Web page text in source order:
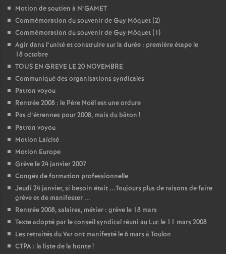
Motion de soutien à N’GAMET
Commémoration du souvenir de Guy Môquet (2)
Commémoration du souvenir de Guy Môquet (1)
Agir dans l’unité et construire sur la durée : première étape le
18 octobre
TOUS EN GREVE LE 20 NOVEMBRE
Communiqué des organisations syndicales
Patron voyou
Rentrée 2008 : le Père Noël est une ordure
Pas d’étrennes pour 2008, mais du bâton !
Patron voyou
Motion Laïcité
Motion Europe
Grève le 24 janvier 2007
Congés de formation professionnelle
Jeudi 24 janvier, si besoin était ...Toujours plus de raisons de faire
grève et de manifester ...
Rentrée 2008, salaires, métier : grève le 18 mars
Texte adopté par le conseil syndical réuni au Luc le 11 mars 2008
Les retraités du Var ont manifesté le 6 mars à Toulon
CTPA : la liste de la honte!